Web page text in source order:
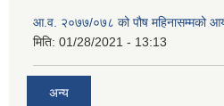
आ.व. २०७७/०७८ को पौष महिनासम्मको
मिति: 01/28/2021 - 13:13
अन्य